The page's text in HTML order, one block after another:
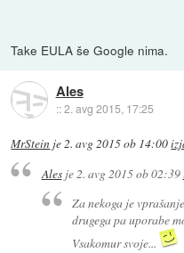
Take EULA še Google nima.
Ales
::2. avg 2015, 17:25
MrStein je2. avg 2015 ob 14:00
Alesje2. avg 2015 ob 02:39
Za nekoga je
drugega pa uporabe
Vsakomur svoje...